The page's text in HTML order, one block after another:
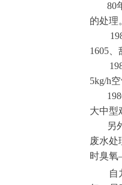
80
的处理
1605
5kg/h
大中型
另外
废水处
时臭
自九